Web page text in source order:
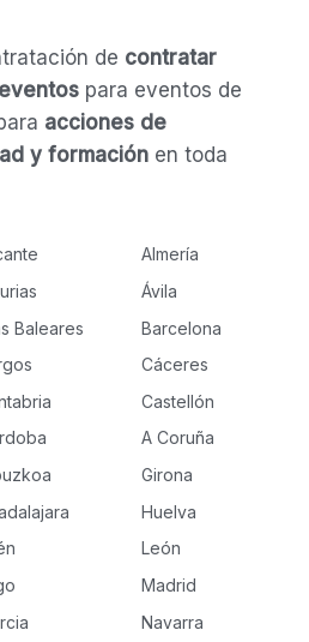
de contratar
para eventos de
acciones de
y formaciónen toda
Almería
Ávila
Baleares
Barcelona
Cáceres
Castellón
A Coruña
Girona
Huelva
León
Madrid
Navarra